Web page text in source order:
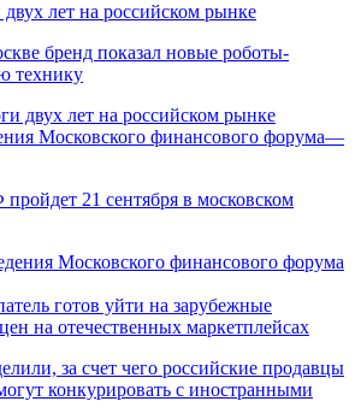
лет на российском рынке
бренд показал новые роботы-
технику
Московского финансового форума—
21 сентября в московском
готов уйти на зарубежные
на отечественных маркетплейсах
за счет чего российские продавцы
конкурировать с иностранными